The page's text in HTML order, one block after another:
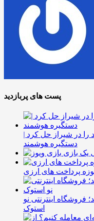
پست های پربازدید
در شیراز حل کرد |
دستگیره هوشمند
یک بازی
پرداخت های ارزی
فروشگاه اینترنتی نو
استوک